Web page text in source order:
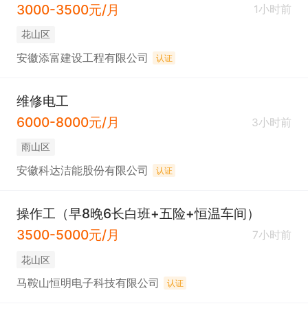
3000-3500元/月
1小时前
花山区
安徽添富建设工程有限公司 认证
维修电工
6000-8000元/月
3小时前
雨山区
安徽科达洁能股份有限公司 认证
操作工（早8晚6长白班+五险+恒温车间）
3500-5000元/月
7小时前
花山区
马鞍山恒明电子科技有限公司 认证